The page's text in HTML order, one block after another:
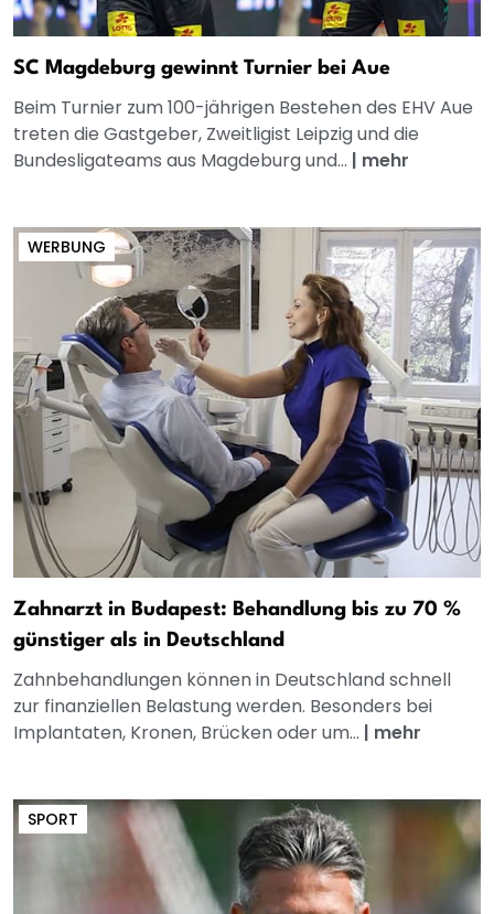
SC Magdeburg gewinnt Turnier bei Aue
Beim Turnier zum 100-jährigen Bestehen des EHV Aue
treten die Gastgeber, Zweitligist Leipzig und die
Bundesligateams aus Magdeburg und... | mehr
WERBUNG
Zahnarzt in Budapest: Behandlung bis zu 70 %
günstiger als in Deutschland
Zahnbehandlungen können in Deutschland schnell
zur finanziellen Belastung werden. Besonders bei
Implantaten, Kronen, Brücken oder um... | mehr
SPORT